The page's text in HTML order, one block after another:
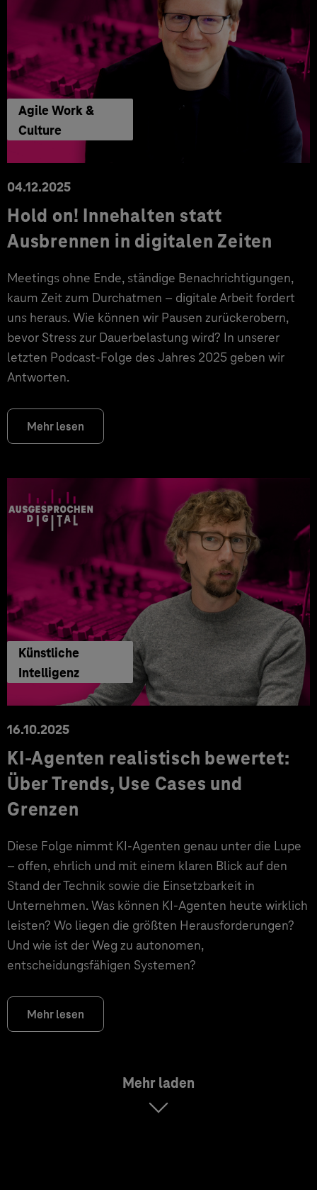
Agile Work &
Culture
04.12.2025
Hold on! Innehalten statt
Ausbrennen in digitalen Zeiten
Meetings ohne Ende, ständige Benachrichtigungen,
kaum Zeit zum Durchatmen – digitale Arbeit fordert
uns heraus. Wie können wir Pausen zurückerobern,
bevor Stress zur Dauerbelastung wird? In unserer
letzten Podcast-Folge des Jahres 2025 geben wir
Antworten.
Mehr lesen
Künstliche
Intelligenz
16.10.2025
KI-Agenten realistisch bewertet:
Über Trends, Use Cases und
Grenzen
Diese Folge nimmt KI-Agenten genau unter die Lupe
– offen, ehrlich und mit einem klaren Blick auf den
Stand der Technik sowie die Einsetzbarkeit in
Unternehmen. Was können KI-Agenten heute wirklich
leisten? Wo liegen die größten Herausforderungen?
Und wie ist der Weg zu autonomen,
entscheidungsfähigen Systemen?
Mehr lesen
Mehr laden